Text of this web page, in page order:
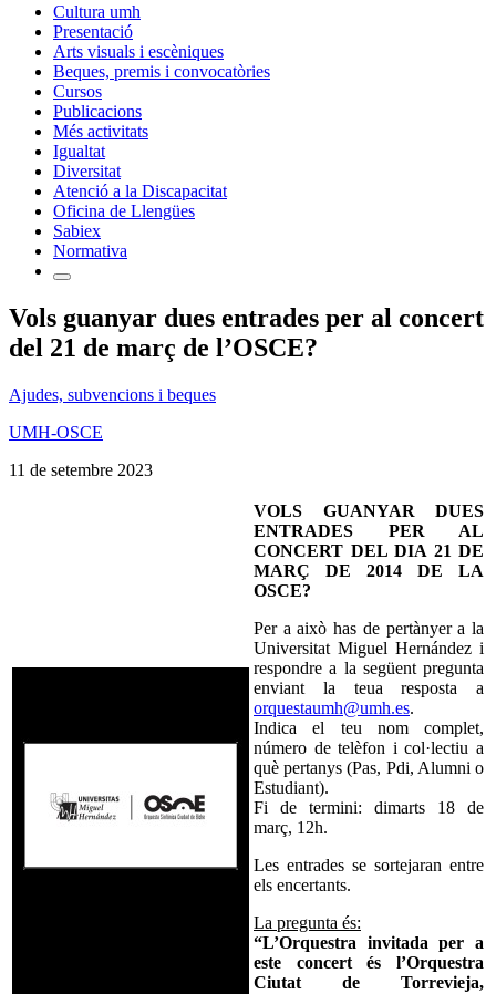
Cultura umh
Presentació
Arts visuals i escèniques
Beques, premis i convocatòries
Cursos
Publicacions
Més activitats
Igualtat
Diversitat
Atenció a la Discapacitat
Oficina de Llengües
Sabiex
Normativa
Vols guanyar dues entrades per al concert
del 21 de març de l’OSCE?
Ajudes, subvencions i beques
UMH-OSCE
11 de setembre 2023
VOLS GUANYAR DUES
ENTRADES PER AL
CONCERT DEL DIA 21 DE
MARÇ DE 2014 DE LA
OSCE?
Per a això has de pertànyer a la
Universitat Miguel Hernández i
respondre a la següent pregunta
enviant la teua resposta a
orquestaumh@umh.es.
Indica el teu nom complet,
número de telèfon i col·lectiu a
què pertanys (Pas, Pdi, Alumni o
Estudiant).
Fi de termini: dimarts 18 de
març, 12h.
Les entrades se sortejaran entre
els encertants.
La pregunta és:
“L’Orquestra invitada per a
este concert és l’Orquestra
Ciutat de Torrevieja,